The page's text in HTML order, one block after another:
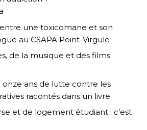
une toxicomane et son
au CSAPA Point-Virgule
de la musique et des films
onze ans de lutte contre les
racontés dans un livre
et de logement étudiant : c’est